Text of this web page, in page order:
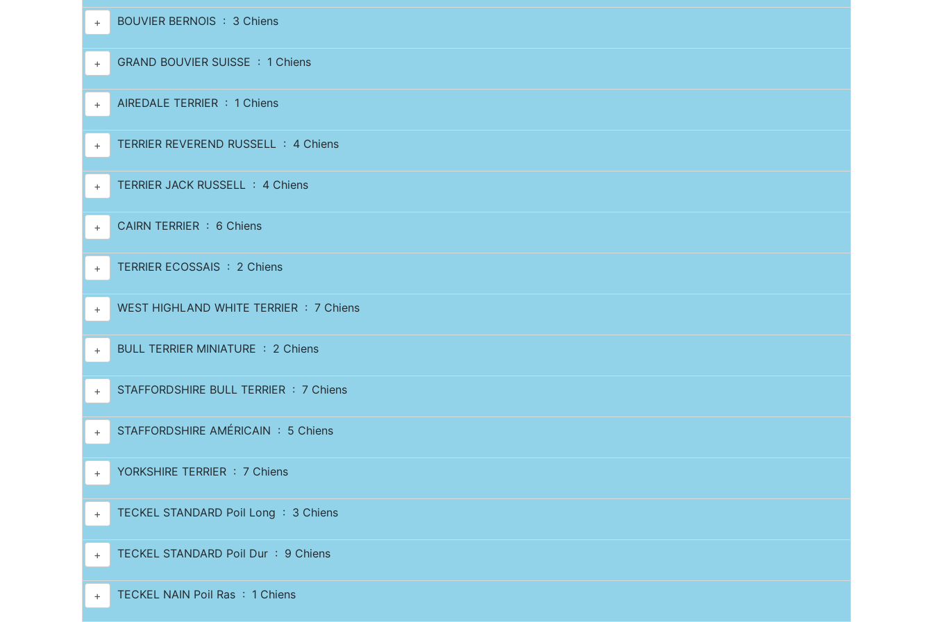
+ BOUVIER BERNOIS : 3 Chiens
+ GRAND BOUVIER SUISSE : 1 Chiens
+ AIREDALE TERRIER : 1 Chiens
+ TERRIER REVEREND RUSSELL : 4 Chiens
+ TERRIER JACK RUSSELL : 4 Chiens
+ CAIRN TERRIER : 6 Chiens
+ TERRIER ECOSSAIS : 2 Chiens
+ WEST HIGHLAND WHITE TERRIER : 7 Chiens
+ BULL TERRIER MINIATURE : 2 Chiens
+ STAFFORDSHIRE BULL TERRIER : 7 Chiens
+ STAFFORDSHIRE AMÉRICAIN : 5 Chiens
+ YORKSHIRE TERRIER : 7 Chiens
+ TECKEL STANDARD Poil Long : 3 Chiens
+ TECKEL STANDARD Poil Dur : 9 Chiens
+ TECKEL NAIN Poil Ras : 1 Chiens